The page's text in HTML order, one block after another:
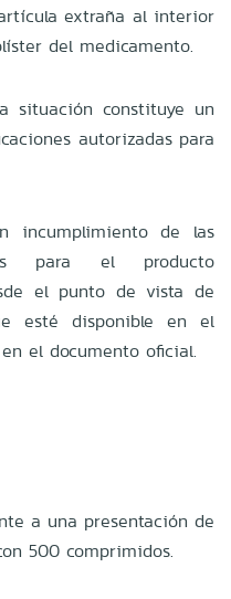
extraña al interior
del medicamento.
situación constituye un
autorizadas para
incumplimiento de las
para el producto
el punto de vista de
esté disponible en el
el documento oficial.
a una presentación de
500 comprimidos.